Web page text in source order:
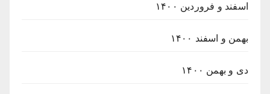
اسفند و فروردین ۱۴۰۰
بهمن و اسفند ۱۴۰۰
دی و بهمن ۱۴۰۰